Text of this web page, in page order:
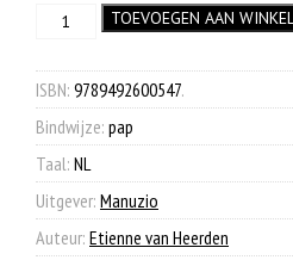
was:
€ 22,90.
is:
€ 7,90.
Toverberg
TOEVOEGEN AAN
ISBN: 9789492600547.
Bindwijze: pap
Taal: NL
Uitgever: Manuzio
Auteur: Etienne van Heerden